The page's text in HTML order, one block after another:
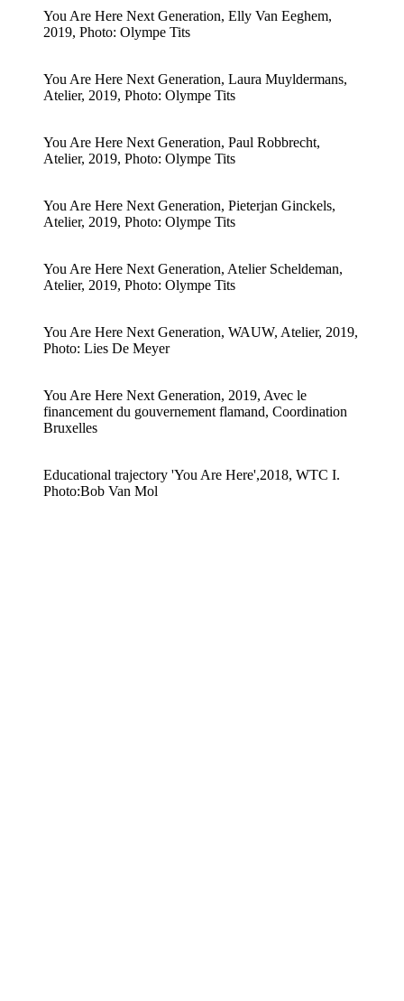
You Are Here Next Generation, Elly Van Eeghem,
2019, Photo: Olympe Tits
You Are Here Next Generation, Laura Muyldermans,
Atelier, 2019, Photo: Olympe Tits
You Are Here Next Generation, Paul Robbrecht,
Atelier, 2019, Photo: Olympe Tits
You Are Here Next Generation, Pieterjan Ginckels,
Atelier, 2019, Photo: Olympe Tits
You Are Here Next Generation, Atelier Scheldeman,
Atelier, 2019, Photo: Olympe Tits
You Are Here Next Generation, WAUW, Atelier, 2019,
Photo: Lies De Meyer
You Are Here Next Generation, 2019, Avec le
financement du gouvernement flamand, Coordination
Bruxelles
Educational trajectory 'You Are Here',2018, WTC I.
Photo:Bob Van Mol